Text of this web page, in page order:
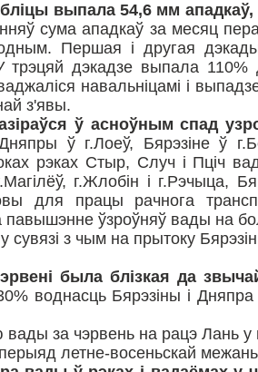
выпала 54,6 мм
сума ападкаў за месяц
Першая і другая
трэцяй дэкадзе выпала
навальніцамі і
з'явы.
ў асноўным спад
ў г.Лоеў, Бярэзіне ў
рэках Стыр, Случ і Пціч
г.Жлобін і г.Рэчыца,
для працы рачнога
ўзроўняў вады на
у сувязі з чым на прытоку
была блізкая да
воднасць Бярэзіны і
вады за чэрвень на рацэ Лань
перыяд летне-восеньскай